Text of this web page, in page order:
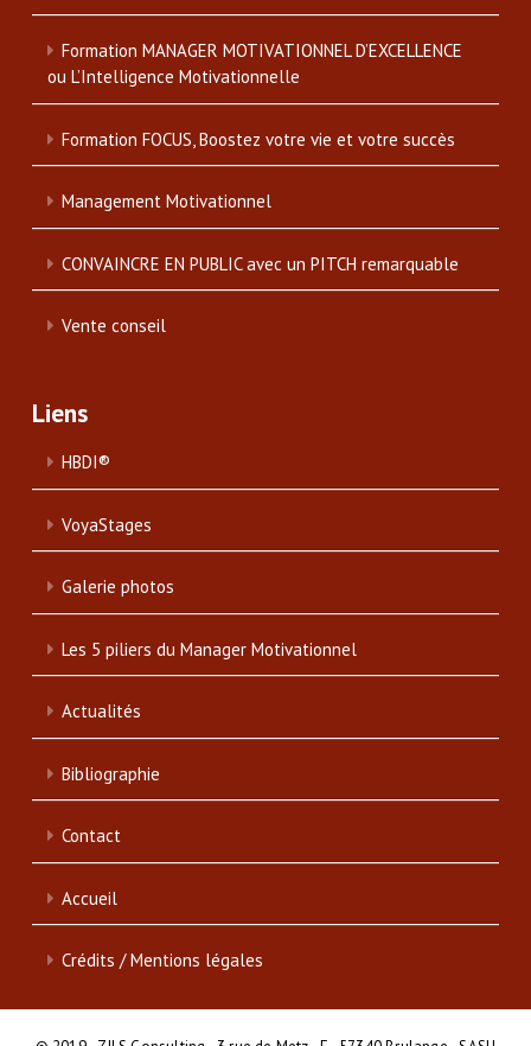
Formation MANAGER MOTIVATIONNEL D’EXCELLENCE
ou L’Intelligence Motivationnelle
Formation FOCUS, Boostez votre vie et votre succès
Management Motivationnel
CONVAINCRE EN PUBLIC avec un PITCH remarquable
Vente conseil
Liens
HBDI®
VoyaStages
Galerie photos
Les 5 piliers du Manager Motivationnel
Actualités
Bibliographie
Contact
Accueil
Crédits / Mentions légales